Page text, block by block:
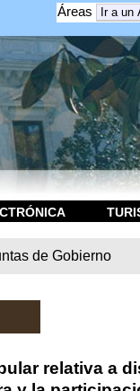
Áreas
de Gobierno
relativa a